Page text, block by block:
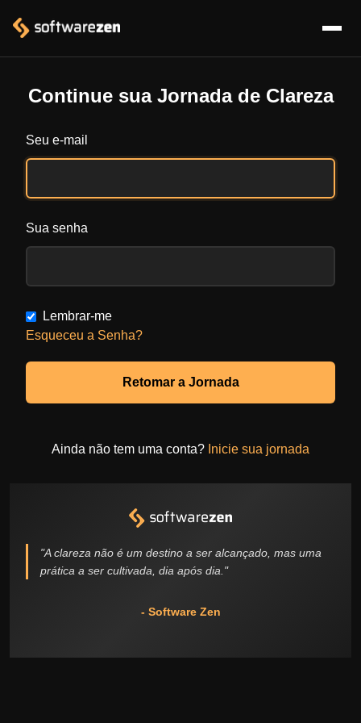
"A clareza não é um destino a ser alcançado, mas uma
prática a ser cultivada, dia após dia."
- Software Zen
Continue sua Jornada de Clareza
Seu e-mail
Sua senha
Lembrar-me
Esqueceu a Senha?
Retomar a Jornada
Ainda não tem uma conta? Inicie sua jornada